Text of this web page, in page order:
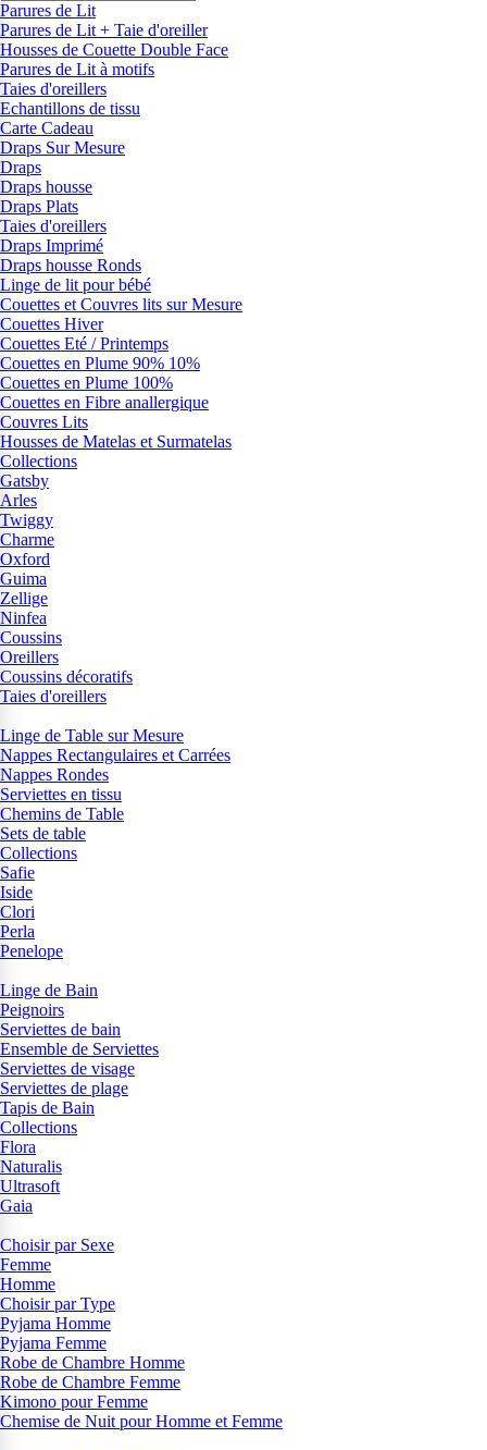
Parures de Lit
Parures de Lit + Taie d'oreiller
Housses de Couette Double Face
Parures de Lit à motifs
Taies d'oreillers
Echantillons de tissu
Carte Cadeau
Draps Sur Mesure
Draps
Draps housse
Draps Plats
Taies d'oreillers
Draps Imprimé
Draps housse Ronds
Linge de lit pour bébé
Couettes et Couvres lits sur Mesure
Couettes Hiver
Couettes Eté / Printemps
Couettes en Plume 90% 10%
Couettes en Plume 100%
Couettes en Fibre anallergique
Couvres Lits
Housses de Matelas et Surmatelas
Collections
Gatsby
Arles
Twiggy
Charme
Oxford
Guima
Zellige
Ninfea
Coussins
Oreillers
Coussins décoratifs
Taies d'oreillers
Linge de Table sur Mesure
Nappes Rectangulaires et Carrées
Nappes Rondes
Serviettes en tissu
Chemins de Table
Sets de table
Collections
Safie
Iside
Clori
Perla
Penelope
Linge de Bain
Peignoirs
Serviettes de bain
Ensemble de Serviettes
Serviettes de visage
Serviettes de plage
Tapis de Bain
Collections
Flora
Naturalis
Ultrasoft
Gaia
Choisir par Sexe
Femme
Homme
Choisir par Type
Pyjama Homme
Pyjama Femme
Robe de Chambre Homme
Robe de Chambre Femme
Kimono pour Femme
Chemise de Nuit pour Homme et Femme